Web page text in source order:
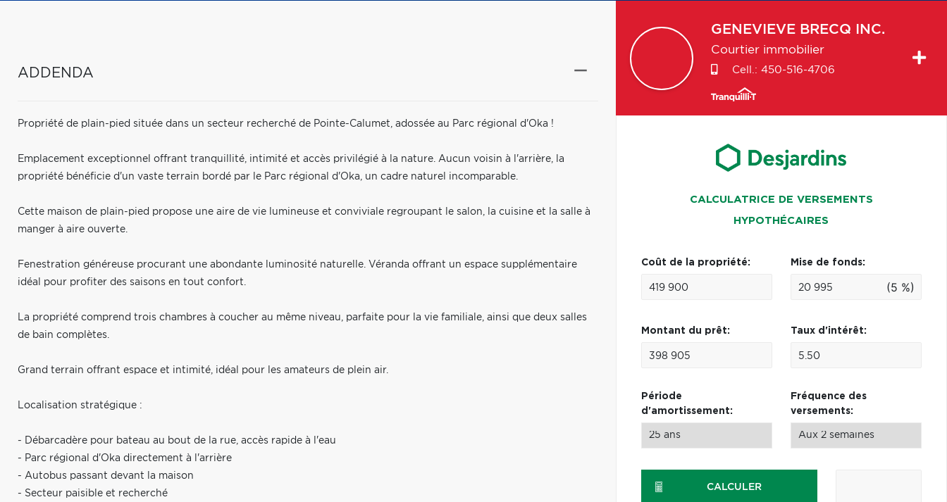
ADDENDA
Propriété de plain-pied située dans un secteur recherché de Pointe-Calumet, adossée au Parc régional d'Oka !
Emplacement exceptionnel offrant tranquillité, intimité et accès privilégié à la nature. Aucun voisin à l'arrière, la
propriété bénéficie d'un vaste terrain bordé par le Parc régional d'Oka, un cadre naturel incomparable.
Cette maison de plain-pied propose une aire de vie lumineuse et conviviale regroupant le salon, la cuisine et la salle à
manger à aire ouverte.
Fenestration généreuse procurant une abondante luminosité naturelle. Véranda offrant un espace supplémentaire
idéal pour profiter des saisons en tout confort.
La propriété comprend trois chambres à coucher au même niveau, parfaite pour la vie familiale, ainsi que deux salles
de bain complètes.
Grand terrain offrant espace et intimité, idéal pour les amateurs de plein air.
Localisation stratégique :
- Débarcadère pour bateau au bout de la rue, accès rapide à l'eau
- Parc régional d'Oka directement à l'arrière
- Autobus passant devant la maison
- Secteur paisible et recherché
GENEVIEVE BRECQ INC.
Courtier immobilier
Cell.: 450-516-4706
CALCULATRICE DE VERSEMENTS
HYPOTHÉCAIRES
Coût de la propriété: Mise de fonds:
(5 %)
Montant du prêt: Taux d'intérêt:
Période
d'amortissement:
Fréquence des
versements:
CALCULER